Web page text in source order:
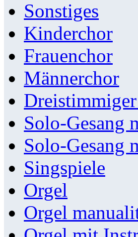
Sonstiges
Kinderchor
Frauenchor
Männerchor
Solo-Gesang
Solo-Gesang
Singspiele
Orgel
Orgel